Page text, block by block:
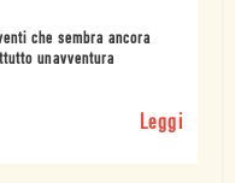
che sembra ancora
unavventura
Leggi